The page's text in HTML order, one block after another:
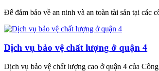
Để đảm bảo về an ninh và an toàn tài sản tại
Dịch vụ bảo vệ chất lượng ở quận 4
Dịch vụ bảo vệ chất lượng cao ở quận 4 của